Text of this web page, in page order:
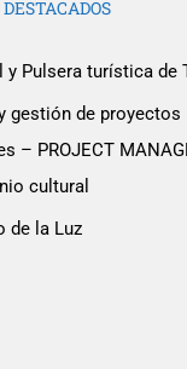
DESTACADOS
y Pulsera turística de
gestión de proyectos
– PROJECT
cultural
de la Luz
un